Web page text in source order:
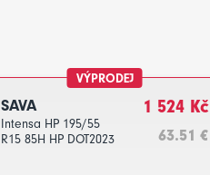
VÝPRODEJ
SAVA
Intensa HP 195/55
R15 85H HP DOT2023
1 524 Kč
63.51 €